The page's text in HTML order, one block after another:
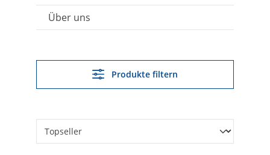
Über uns
Produkte filtern